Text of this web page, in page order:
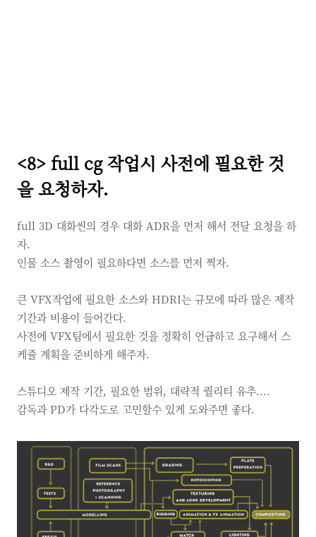
<8> full cg 작업시 사전에 필요한 것
을 요청하자.
full 3D 대화씬의 경우 대화 ADR을 먼저 해서 전달 요청을 하
자.
인물 소스 촬영이 필요하다면 소스를 먼저 찍자.
큰 VFX작업에 필요한 소스와 HDRI는 규모에 따라 많은 제작
기간과 비용이 들어간다.
사전에 VFX팀에서 필요한 것을 정확히 언급하고 요구해서 스
케쥴 계획을 준비하게 해주자.
스튜디오 제작 기간, 필요한 범위, 대략적 퀄리티 유추....
감독과 PD가 다각도로 고민할수 있게 도와주면 좋다.